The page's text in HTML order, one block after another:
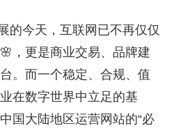
的今天，互联网已不再仅仅
，更是商业交易、品牌建
。而一个稳定、合规、值
在数字世界中立足的基
国大陆地区运营网站的“必